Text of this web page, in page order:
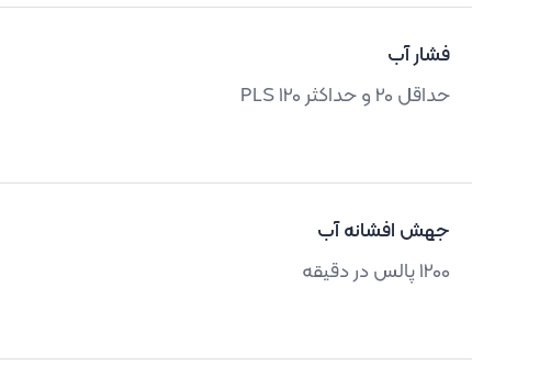
فشار آب
حداقل 20 و حداکثر 120 PLS
جهش افشانه آب
1200 پالس در دقیقه